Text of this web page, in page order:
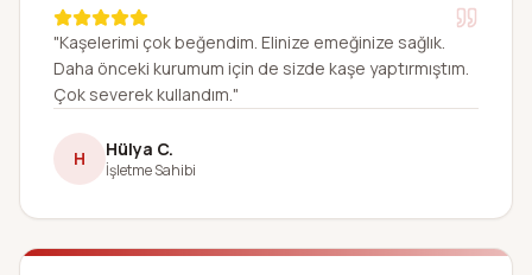
"Kaşelerimi çok beğendim. Elinize emeğinize sağlık.
Daha önceki kurumum için de sizde kaşe yaptırmıştım.
Çok severek kullandım."
H Hülya C.
İşletme Sahibi